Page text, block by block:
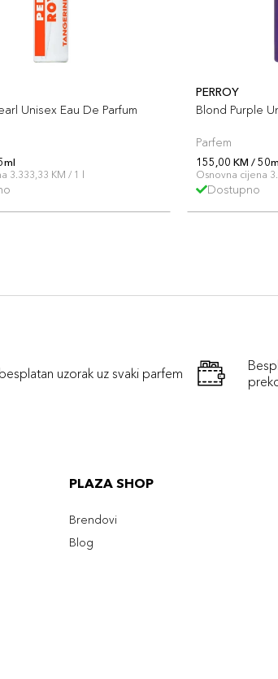
Unisex Eau De Parfum
3.333,33 KM / 1 l
PERROY
Blond Purple
Parfem
155,00 KM /
Osnovna cijena
Dostupno
uzorak uz svaki parfem
PLAZA SHOP
Brendovi
Blog